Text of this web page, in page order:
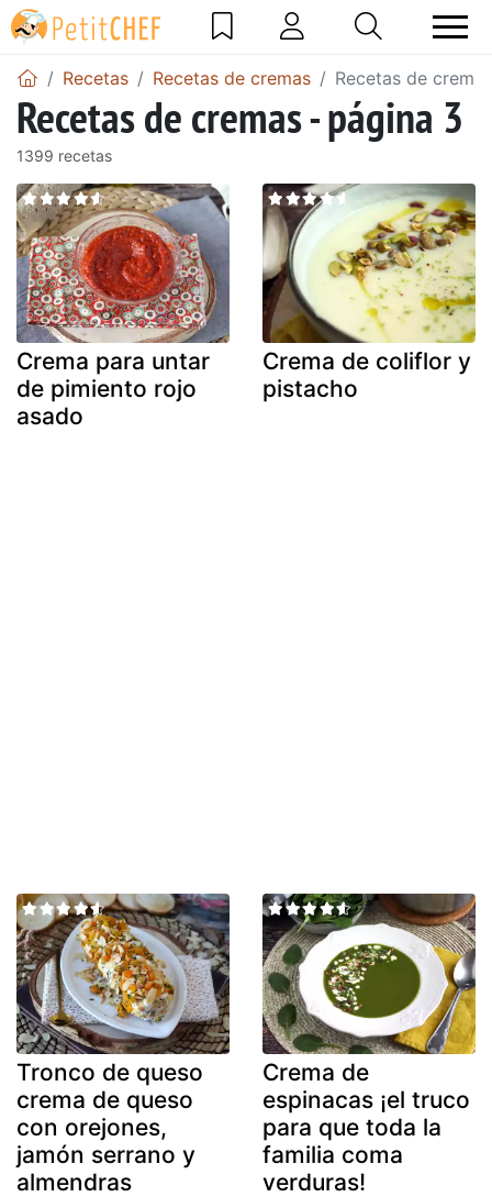
Recetas Recetas de cremas Recetas de
Recetas de cremas - página 3
1399 recetas
Crema para untar
de pimiento rojo
asado
Crema de coliflor y
pistacho
Tronco de queso
crema de queso
con orejones,
jamón serrano y
almendras
Crema de
espinacas ¡el truco
para que toda la
familia coma
verduras!